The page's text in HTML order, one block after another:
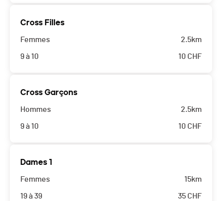
Cross Filles
Femmes
9 à 10
2.5km
10 CHF
Cross Garçons
Hommes
9 à 10
2.5km
10 CHF
Dames 1
Femmes
19 à 39
15km
35 CHF